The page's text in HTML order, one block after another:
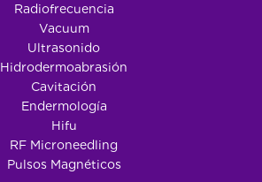
Radiofrecuencia
Vacuum
Ultrasonido
Hidrodermoabrasión
Cavitación
Endermología
Hifu
RF Microneedling
Pulsos Magnéticos